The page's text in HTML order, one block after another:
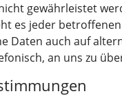
gewährleistet
es jeder
Daten auch auf
an uns zu